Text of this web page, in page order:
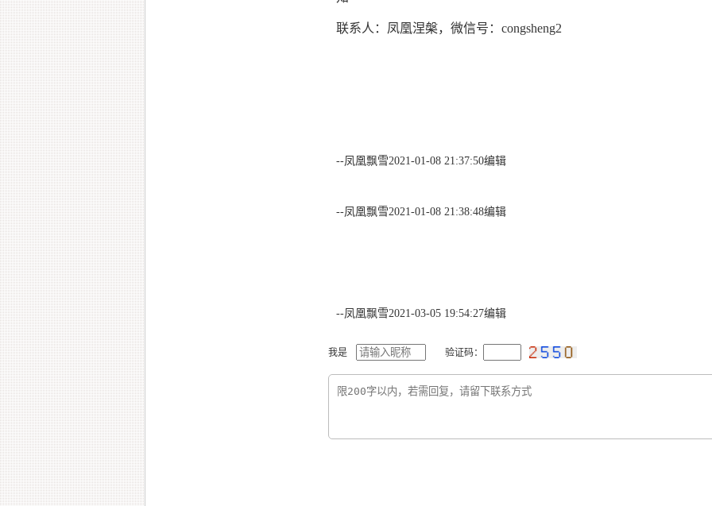
联系人：凤凰涅槃，微信号：congsheng2
--凤凰飘雪2021-01-08 21:37:50编辑
--凤凰飘雪2021-01-08 21:38:48编辑
--凤凰飘雪2021-03-05 19:54:27编辑
我是 验证码：